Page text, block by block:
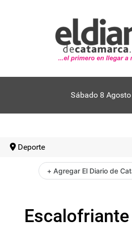
Sábado 8
Deporte
+ Agregar El Diario de
Escalofriante